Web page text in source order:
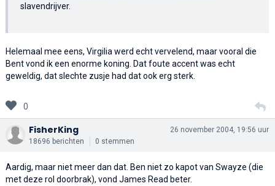
slavendrijver.
Helemaal mee eens, Virgilia werd echt vervelend, maar vooral die
Bent vond ik een enorme koning. Dat foute accent was echt
geweldig, dat slechte zusje had dat ook erg sterk.
0
FisherKing
18696 berichten 0 stemmen
26 november 2004, 19:56 uur
Aardig, maar niet meer dan dat. Ben niet zo kapot van Swayze (die
met deze rol doorbrak), vond James Read beter.